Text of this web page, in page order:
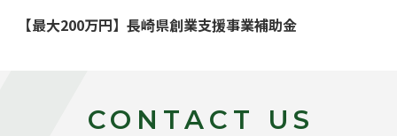
【最大200万円】長崎県創業支援事業補助金
CONTACT US